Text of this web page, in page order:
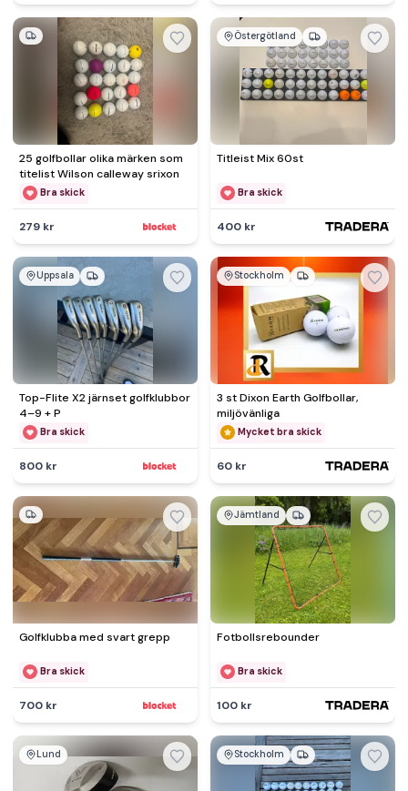
25 golfbollar olika märken som
titelist Wilson calleway srixon
Bra skick
279 kr
Östergötland
Titleist Mix 60st
Bra skick
400 kr
Uppsala
Top-Flite X2 järnset golfklubbor
4–9 + P
Bra skick
800 kr
Stockholm
3 st Dixon Earth Golfbollar,
miljövänliga
Mycket bra skick
60 kr
Golfklubba med svart grepp
Bra skick
700 kr
Jämtland
Fotbollsrebounder
Bra skick
100 kr
Lund Stockholm